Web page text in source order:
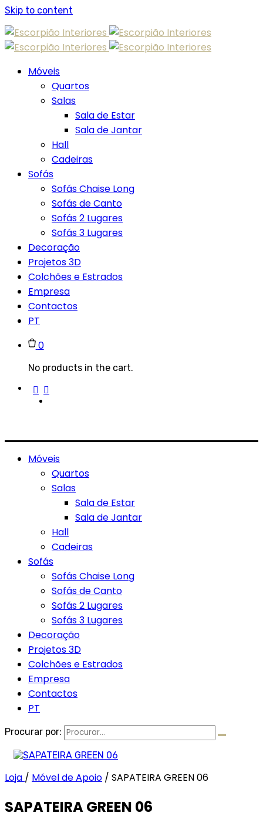
Skip to content
Móveis
Quartos
Salas
Sala de Estar
Sala de Jantar
Hall
Cadeiras
Sofás
Sofás Chaise Long
Sofás de Canto
Sofás 2 Lugares
Sofás 3 Lugares
Decoração
Projetos 3D
Colchões e Estrados
Empresa
Contactos
PT
0
No products in the cart.
Móveis
Quartos
Salas
Sala de Estar
Sala de Jantar
Hall
Cadeiras
Sofás
Sofás Chaise Long
Sofás de Canto
Sofás 2 Lugares
Sofás 3 Lugares
Decoração
Projetos 3D
Colchões e Estrados
Empresa
Contactos
PT
Procurar por:
Loja / Móvel de Apoio / SAPATEIRA GREEN 06
SAPATEIRA GREEN 06